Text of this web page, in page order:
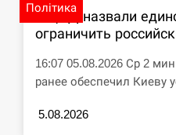
12:10
У США зафіксували
циклоспорозу,
СЕРПЕНЬ
почта”: что известно
Політика
В ЦПД назвали
ограничить
16:07 05.08.2026 Ср 2
ранее обеспечил Киеву
5.08.2026